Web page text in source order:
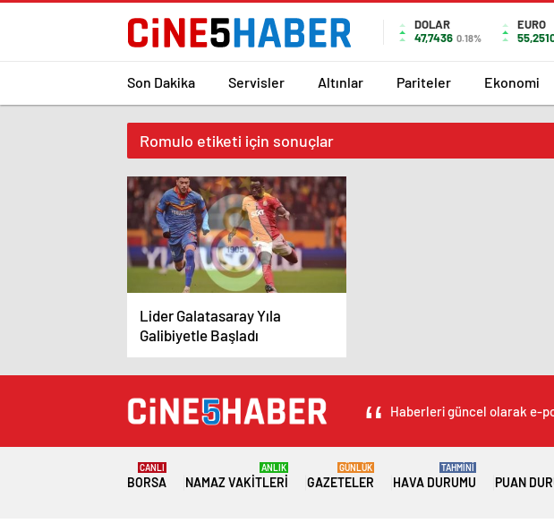
DOLAR
47,7436 0.18%
EURO
Son Dakika Servisler Altınlar Pariteler Ekonomi
Romulo etiketi için sonuçlar
Lider Galatasaray Yıla
Galibiyetle Başladı
Haberleri güncel olarak e-
BORSA
CANLI
NAMAZ VAKITLERI
ANLIK
GAZETELER
GÜNLÜK
HAVA DURUMU
TAHMİNİ
PUAN